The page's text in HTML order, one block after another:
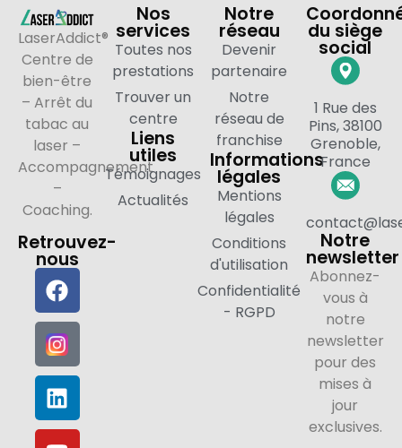
LaserAddict®
Centre de
bien-être
– Arrêt du
tabac au
laser –
Accompagnement
–
Coaching.
Retrouvez-
nous
Nos
services
Toutes nos
prestations
Trouver un
centre
Liens
utiles
Témoignages
Actualités
Notre
réseau
Devenir
partenaire
Notre
réseau de
franchise
Informations
légales
Mentions
légales
Conditions
d'utilisation
Confidentialité
- RGPD
du siège
social
1 Rue des
Pins, 38100
Grenoble,
France
Notre
newsletter
Abonnez-
vous à
notre
newsletter
pour des
mises à
jour
exclusives.